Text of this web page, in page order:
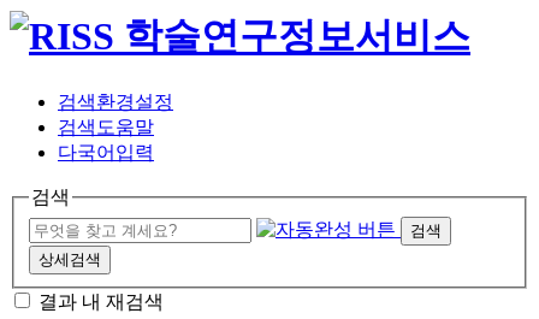
검색환경설정
검색도움말
다국어입력
검색
검색
상세검색
결과 내 재검색